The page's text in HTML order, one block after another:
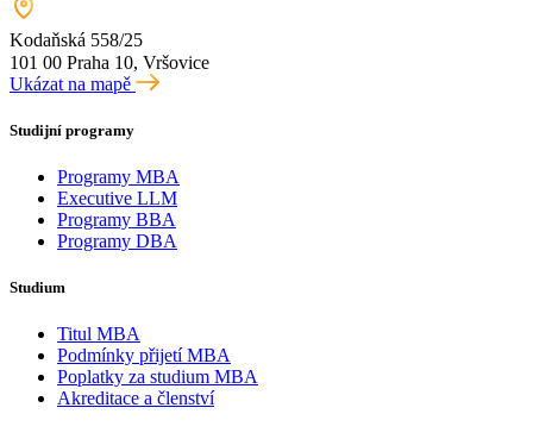
Kodaňská 558/25
101 00 Praha 10, Vršovice
Ukázat na mapě
Studijní programy
Programy MBA
Executive LLM
Programy BBA
Programy DBA
Studium
Titul MBA
Podmínky přijetí MBA
Poplatky za studium MBA
Akreditace a členství